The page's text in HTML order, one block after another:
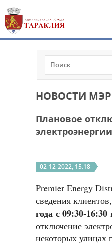
НОВОСТИ
Плановое
электроэнергии
02-12-2022, 15:18
Premier Energy
сведения
года с 09:30-16:30
отключение
некоторых улицах